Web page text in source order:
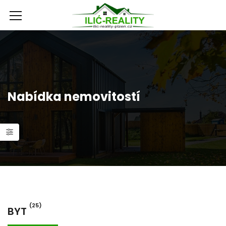
Nabídka nemovitostí
BYT (25)